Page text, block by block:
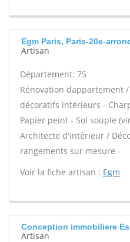
Egm Paris, Paris-20e-
Artisan
Département: 75
Rénovation dappartement
décoratifs intérieurs -
Papier peint - Sol souple
Architecte d'intérieur /
rangements sur mesure -
Voir la fiche artisan : Egm
Conception immobiliere
Artisan